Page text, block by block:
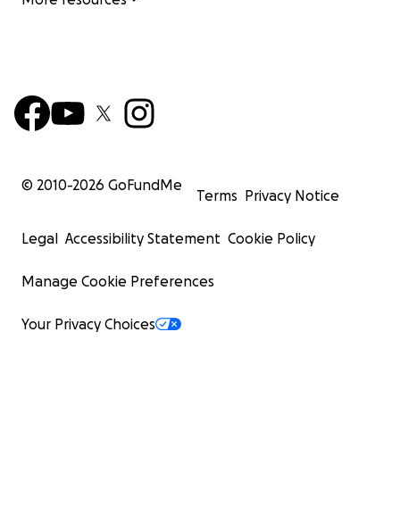
© 2010-2026 GoFundMe
Terms Privacy Notice
Legal Accessibility Statement Cookie Policy
Manage Cookie Preferences
Your Privacy Choices